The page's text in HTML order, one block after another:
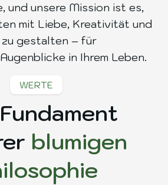
und unsere Mission ist es,
mit Liebe, Kreativität und
gestalten – für
in Ihrem Leben.
WERTE
blumigen